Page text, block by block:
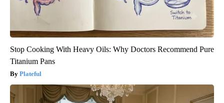
Stop Cooking With Heavy Oils: Why Doctors Recommend Pure
Titanium Pans
Plateful